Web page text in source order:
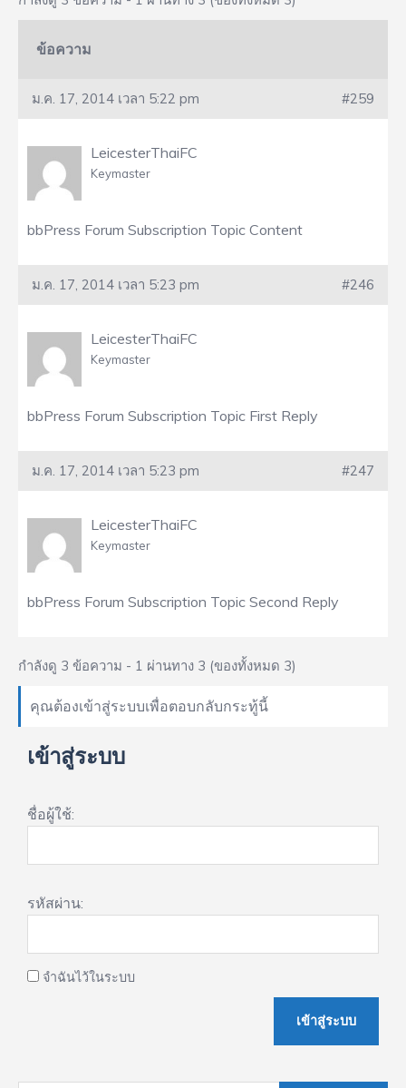
ข้อความ
ม.ค. 17, 2014 เวลา 5:22 pm #259
LeicesterThaiFC
Keymaster
bbPress Forum Subscription Topic Content
ม.ค. 17, 2014 เวลา 5:23 pm #246
LeicesterThaiFC
Keymaster
bbPress Forum Subscription Topic First Reply
ม.ค. 17, 2014 เวลา 5:23 pm #247
LeicesterThaiFC
Keymaster
bbPress Forum Subscription Topic Second Reply
กำลังดู 3 ข้อความ - 1 ผ่านทาง 3 (ของทั้งหมด 3)
คุณต้องเข้าสู่ระบบเพื่อตอบกลับกระทู้นี้
เข้าสู่ระบบ
ชื่อผู้ใช้:
รหัสผ่าน:
จำฉันไว้ในระบบ
เข้าสู่ระบบ